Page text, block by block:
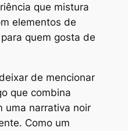
que mistura
elementos de
quem gosta de
de mencionar
que combina
uma narrativa noir
Como um